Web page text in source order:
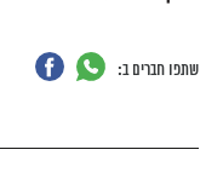
שתפו חברים ב: